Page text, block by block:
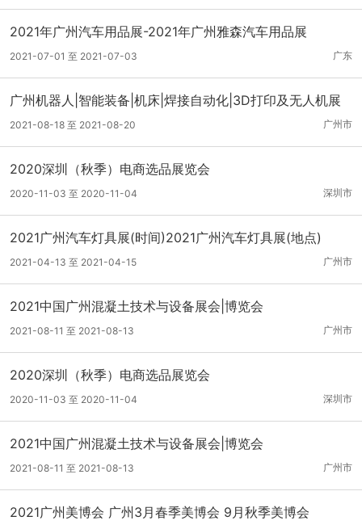
2021年广州汽车用品展-2021年广州雅森汽车用品展
广东
2021-07-01 至 2021-07-03
广州机器人|智能装备|机床|焊接自动化|3D打印及无人机展
广州市
2021-08-18 至 2021-08-20
2020深圳（秋季）电商选品展览会
深圳市
2020-11-03 至 2020-11-04
2021广州汽车灯具展(时间)2021广州汽车灯具展(地点)
广州市
2021-04-13 至 2021-04-15
2021中国广州混凝土技术与设备展会|博览会
广州市
2021-08-11 至 2021-08-13
2020深圳（秋季）电商选品展览会
深圳市
2020-11-03 至 2020-11-04
2021中国广州混凝土技术与设备展会|博览会
广州市
2021-08-11 至 2021-08-13
2021广州美博会 广州3月春季美博会 9月秋季美博会